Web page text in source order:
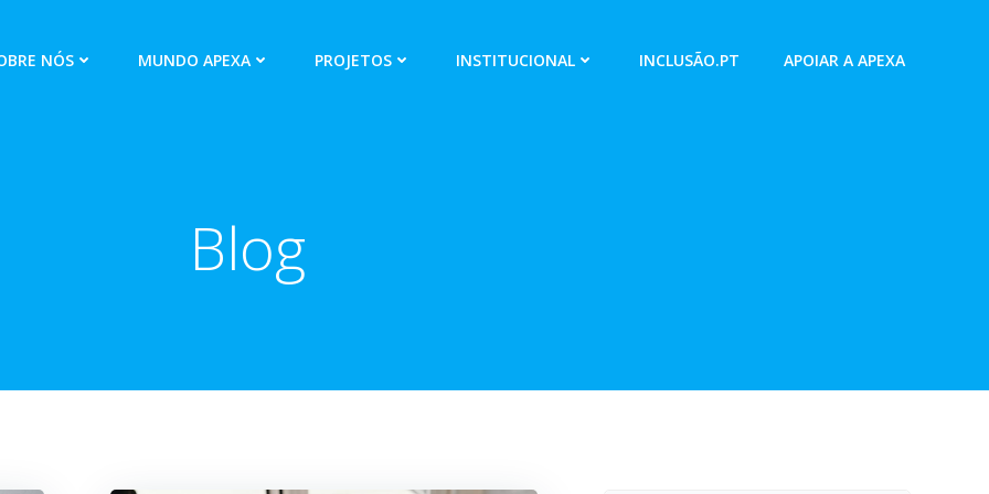
NÓS MUNDO APEXA PROJETOS INSTITUCIONAL INCLUSÃO.PT APOIAR A APEXA
Blog